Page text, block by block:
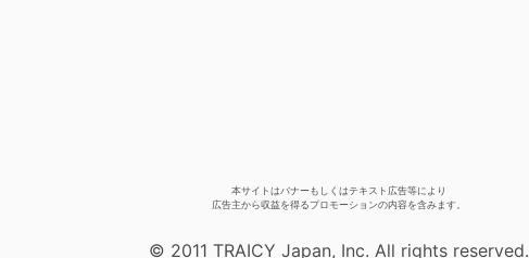
本サイトはバナーもしくはテキスト広告等により
広告主から収益を得るプロモーションの内容を含みます。
© 2011 TRAICY Japan, Inc. All rights reserved.